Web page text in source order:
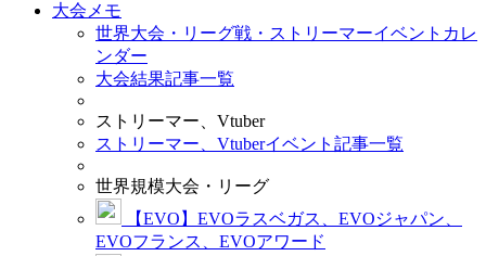
大会メモ
世界大会・リーグ戦・ストリーマーイベントカレ
ンダー
大会結果記事一覧
ストリーマー、Vtuber
ストリーマー、Vtuberイベント記事一覧
世界規模大会・リーグ
【EVO】EVOラスベガス、EVOジャパン、
EVOフランス、EVOアワード